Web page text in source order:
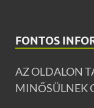
FONTOS
AZ OLDALON
MINŐSÜLNEK